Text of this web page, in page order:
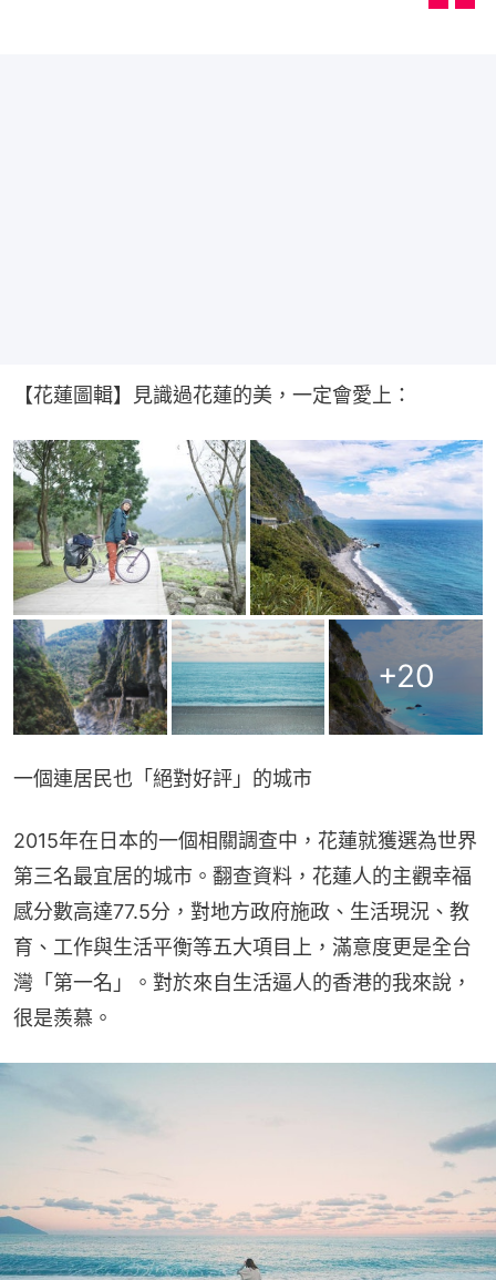
【花蓮圖輯】見識過花蓮的美，一定會愛上​：
+20
一個連居民也「絕對好評」的城市
2015年在日本的一個相關調查中，花蓮就獲選為世界
第三名最宜居的城市。翻查資料，花蓮人的主觀幸福
感分數高達77.5分，對地方政府施政、生活現況、教
育、工作與生活平衡等五大項目上，滿意度更是全台
灣「第一名」。對於來自生活逼人的香港的我來說，
很是羨慕。